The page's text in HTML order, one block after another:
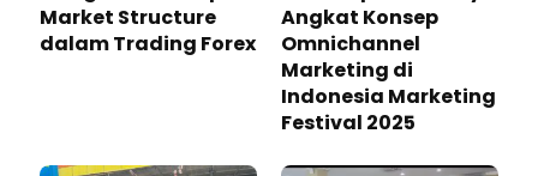
Market Structure
dalam Trading Forex
Angkat Konsep
Omnichannel
Marketing di
Indonesia Marketing
Festival 2025